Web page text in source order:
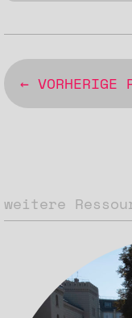
← VORHERIGE
weitere